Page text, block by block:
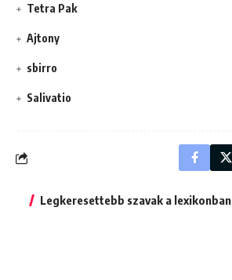
Tetra Pak
Ajtony
sbirro
Salivatio
Legkeresettebb szavak a lexikonban